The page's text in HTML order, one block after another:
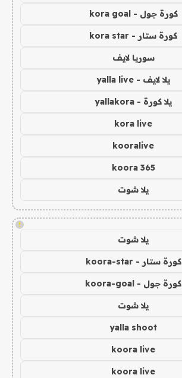
كورة جول - kora goal
كورة ستار - kora star
سوريا لايف
يلا لايف - yalla live
يلا كورة - yallakora
kora live
kooralive
koora 365
يلا شوت
!
يلا شوت
كورة ستار - koora-star
كورة جول - koora-goal
يلا شوت
yalla shoot
koora live
koora live